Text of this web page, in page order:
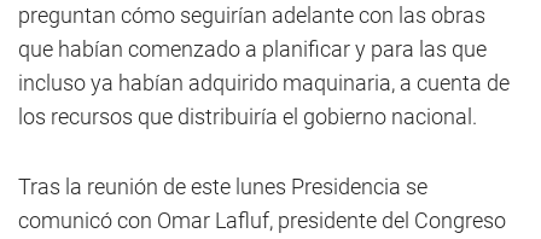
preguntan cómo seguirían adelante con las obras
que habían comenzado a planificar y para las que
incluso ya habían adquirido maquinaria, a cuenta de
los recursos que distribuiría el gobierno nacional.
Tras la reunión de este lunes Presidencia se
comunicó con Omar Lafluf, presidente del Congreso